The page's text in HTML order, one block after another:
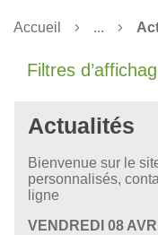
Accueil ...
Filtres
Actualités
Bienvenue sur le
personnalisés,
ligne
VENDREDI 08